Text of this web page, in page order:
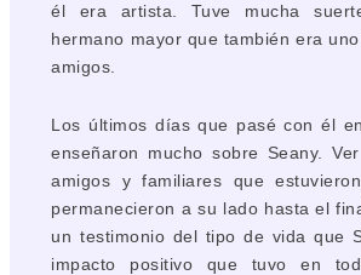
él era artista. Tuve mucha
hermano mayor que también era
amigos.
Los últimos días que pasé con él
enseñaron mucho sobre Seany.
amigos y familiares que
permanecieron a su lado hasta el
un testimonio del tipo de vida que
impacto positivo que tuvo en